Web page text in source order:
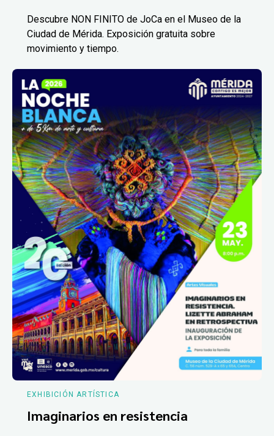
Descubre NON FINITO de JoCa en el Museo de la
Ciudad de Mérida. Exposición gratuita sobre
movimiento y tiempo.
EXHIBICIÓN ARTÍSTICA
Imaginarios en resistencia